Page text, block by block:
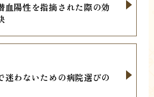
血陽性を指摘された際の効
迷わないための病院選びの